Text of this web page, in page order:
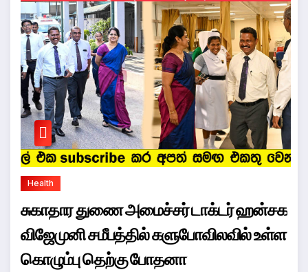
Health
சுகாதார துணை அமைச்சர் டாக்டர் ஹன்சக
விஜேமுனி சமீபத்தில் களுபோவிலவில் உள்ள
கொழும்பு தெற்கு போதனா